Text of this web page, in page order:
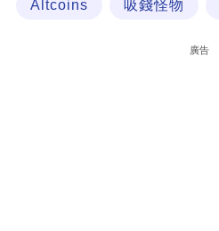
場
Altcoins 吸錢怪物
廣告